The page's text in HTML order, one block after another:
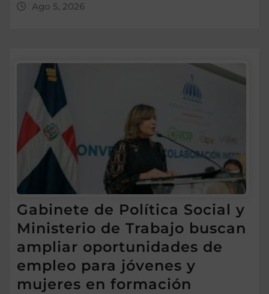
Ago 5, 2026
Gabinete de Política Social y
Ministerio de Trabajo buscan
ampliar oportunidades de
empleo para jóvenes y
mujeres en formación